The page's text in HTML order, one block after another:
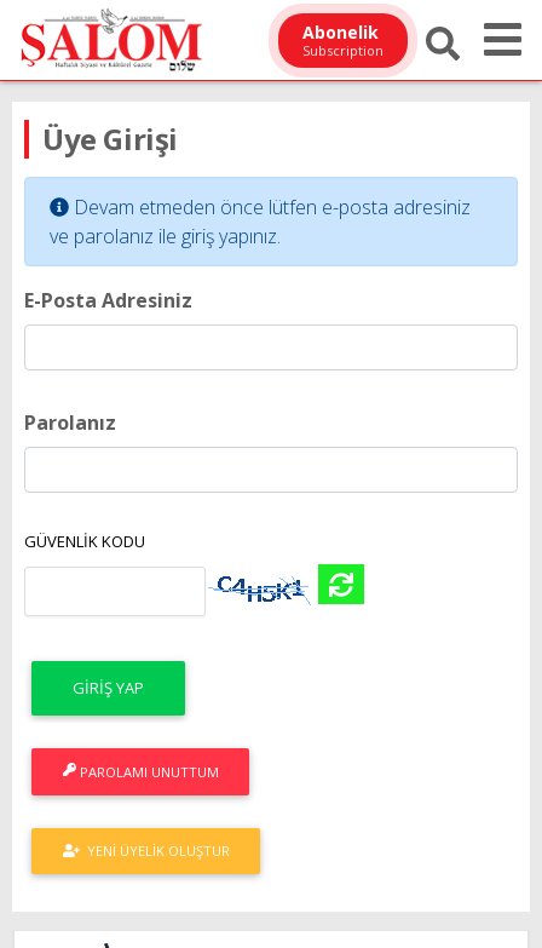
Abonelik
Subscription
Üye Girişi
Devam etmeden önce lütfen e-posta adresiniz
ve parolanız ile giriş yapınız.
E-Posta Adresiniz
Parolanız
GÜVENLİK KODU
PAROLAMI UNUTTUM
YENI ÜYELIK OLUŞTUR